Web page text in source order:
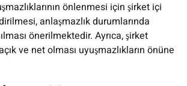
önlenmesi için şirket içi
anlaşmazlık durumlarında
önerilmektedir. Ayrıca, şirket
ve net olması uyuşmazlıkların önüne